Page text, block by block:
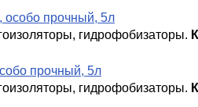
особо прочный, 5л
гидрофобизаторы.
прочный, 5л
гидрофобизаторы.